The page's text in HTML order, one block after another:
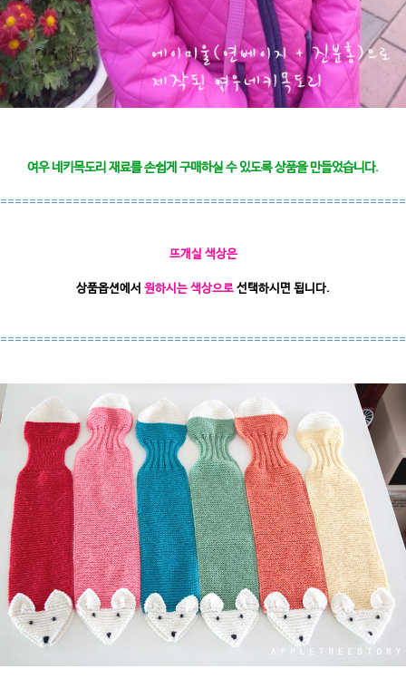
여우 네키목도리 재료를 손쉽게 구매하실 수 있도록 상품을 만들었습니다.
뜨개실 색상은
상품옵션에서 원하시는 색상으로 선택하시면 됩니다.